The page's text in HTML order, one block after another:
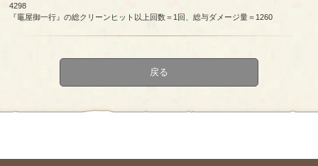
4298
『竈屋御一行』の総クリーンヒット以上回数＝1回、総与ダメージ量＝1260
戻る